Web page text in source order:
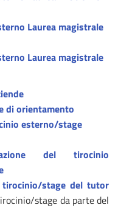
Laurea magistrale
Laurea magistrale
di orientamento
esterno/stage
del tirocinio
tirocinio/stage del tutor
stage da parte del